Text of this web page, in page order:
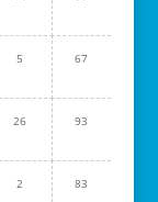
5 67
26 93
2 83